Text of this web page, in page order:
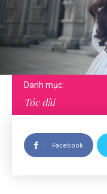
Danh mục:
Tóc dài
Facebook